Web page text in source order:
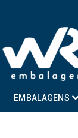
EMBALAGENS